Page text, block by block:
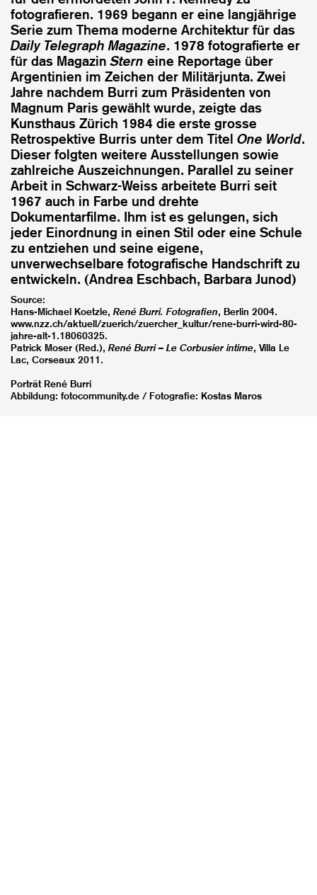
fotografieren. 1969 begann er eine langjährige
Serie zum Thema moderne Architektur für das
Daily Telegraph Magazine. 1978 fotografierte er
für das MagazinStern eine Reportage über
Argentinien im Zeichen der Militärjunta. Zwei
Jahre nachdem Burri zum Präsidenten von
Magnum Paris gewählt wurde, zeigte das
Kunsthaus Zürich 1984 die erste grosse
Retrospektive Burris unter dem Titel One World.
Dieser folgten weitere Ausstellungen sowie
zahlreiche Auszeichnungen. Parallel zu seiner
Arbeit in Schwarz-Weiss arbeitete Burri seit
1967 auch in Farbe und drehte
Dokumentarfilme. Ihm ist es gelungen, sich
jeder Einordnung in einen Stil oder eine Schule
zu entziehen und seine eigene,
unverwechselbare fotografische Handschrift zu
entwickeln. (Andrea Eschbach, Barbara Junod)
Source:
Hans-Michael Koetzle, René Burri. Fotografien, Berlin 2004.
www.nzz.ch/aktuell/zuerich/zuercher_kultur/rene-burri-wird-80-
jahre-alt-1.18060325.
Patrick Moser (Red.), René Burri – Le Corbusier intime, Villa Le
Lac, Corseaux 2011.
Porträt René Burri
Abbildung: fotocommunity.de / Fotografie: Kostas Maros